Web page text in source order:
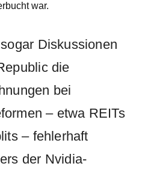
war.
Diskussionen
die
bei
– etwa REITs
– fehlerhaft
der Nvidia-